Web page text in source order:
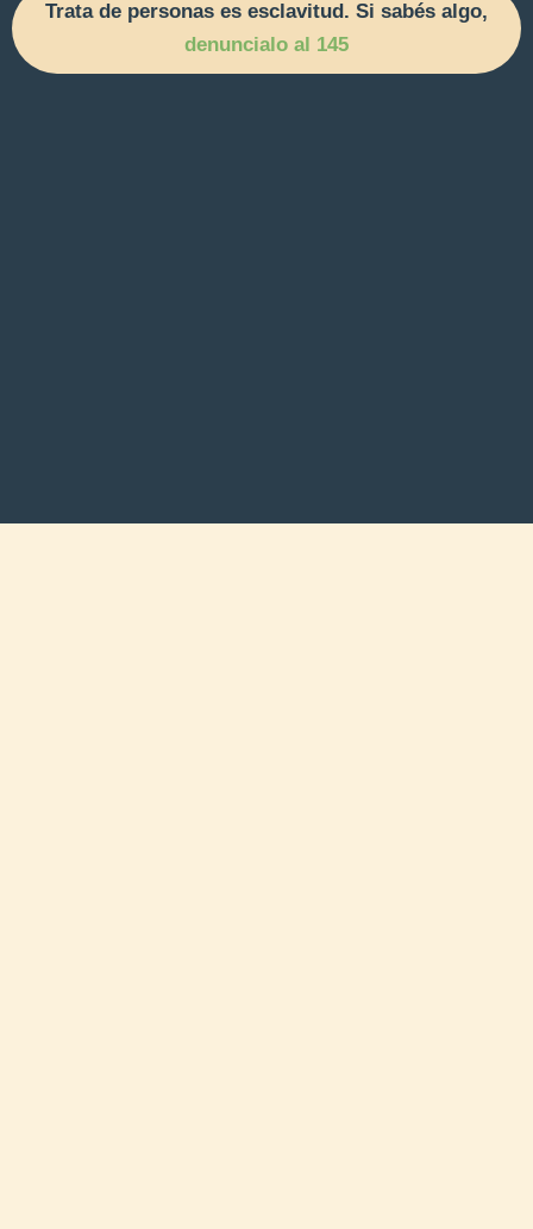
Trata de personas es esclavitud. Si sabés algo,
denuncialo al 145